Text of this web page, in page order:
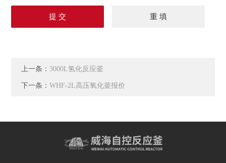
上一条：3000L氢化反应釜
下一条：WHF-2L高压氧化釜报价